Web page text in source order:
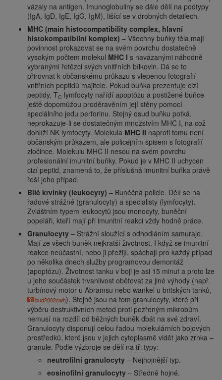
vázaly na antigen. Imunoglobuliny se dále dělí na podtypy
(IgA, IgD, IgE, IgG, IgM), lišící se v drobných detailech.
MHC (main histocompatibility complex, hlavní
histokompatibilní komplex) – Všechny buňky těla mají
povinnost prokazovat se na svém povrchu dostatečně
vysokým počtem molekul MHC I s navázanými náhodně
vybranými řetězci svých vnitřních bílkovin. Dá se to
přirovnat k občanskému průkazu s vlepenou fotografií
vnitřních peptidů majitele. Pokud buňka prezentuje cizí
peptidy, TC lymfocyty nařídí apoptózu a postižené buňce
ještě dopomůžou proděravěním její stěny pomocí
speciálního jedu perforinu. Stejný osud buňku potká,
neprokazuje-li se dostatečným množstvím MHC I, na což
dohlíží NK lymfocyty. Molekula MHC II naproti tomu není
občanským průkazem, ale policejním spisem s fotografií
zločince. Molekulu MHC II nesou na svém povrchu
profesionální imunitní buňky. Pokud je v MHC II uchycen
cizí peptid, znamená to, že příslušná imunitní buňka právě
řeší jeho případ.
Bílé krvinky (leukocyty) – Buněčná policie. Dělí se na
řadové strážné (granulocyty) a specialisty (lymfocyty).
Zvláštním typem leukocytů jsou monocyty, buněční
popeláři, kteří mají při imunitní reakci vždy hodně práce.
Granulocyty – Strážní sloužící s odhodláním samuraje.
Mají ze všech buněk nejkratší životnost. I když se imunitní
reakce neúčastní, nebo ji přežijí, spáchají pro každý případ
po několika dnech služby programovou demontáž
(apoptózu). Životnost tanku v boji je asi 15 minut a proto lze
u jeho součástek trvanlivost obětovat za jiné výhody (např.
turbínový motor u Abramsu nebo wankel u britských tanků,
bud2002cwh). Stejně jsou na tom granulocyty, které při
výběru destruktivních metod proti pozřeným mikrobům
nemusí na rozdíl od běžných buněk dbát na své zdraví.
Granulocyty disponují celou řadou molekulárních bojových
prostředků, které jsou v jejich cytoplasmě vidět jako zrnka –
granule. Podle výzbroje se dělí na tři typy:
neutrofilní granulocyty – Nejhojnější typ.
eosinofilní granulocyty – Středně hojné.